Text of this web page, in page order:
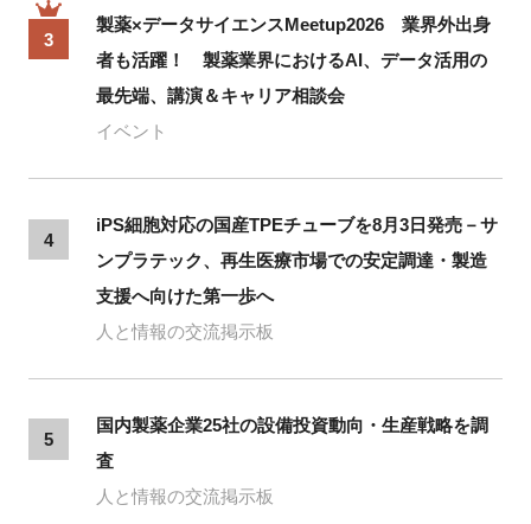
3
製薬×データサイエンスMeetup2026 業界外出身
者も活躍！ 製薬業界におけるAI、データ活用の
最先端、講演＆キャリア相談会
イベント
4
iPS細胞対応の国産TPEチューブを8月3日発売－サ
ンプラテック、再生医療市場での安定調達・製造
支援へ向けた第一歩へ
人と情報の交流掲示板
5
国内製薬企業25社の設備投資動向・生産戦略を調
査
人と情報の交流掲示板